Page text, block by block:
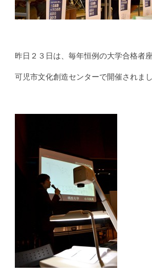
昨日２３日は、毎年恒例の大学合格者
可児市文化創造センターで開催されまし